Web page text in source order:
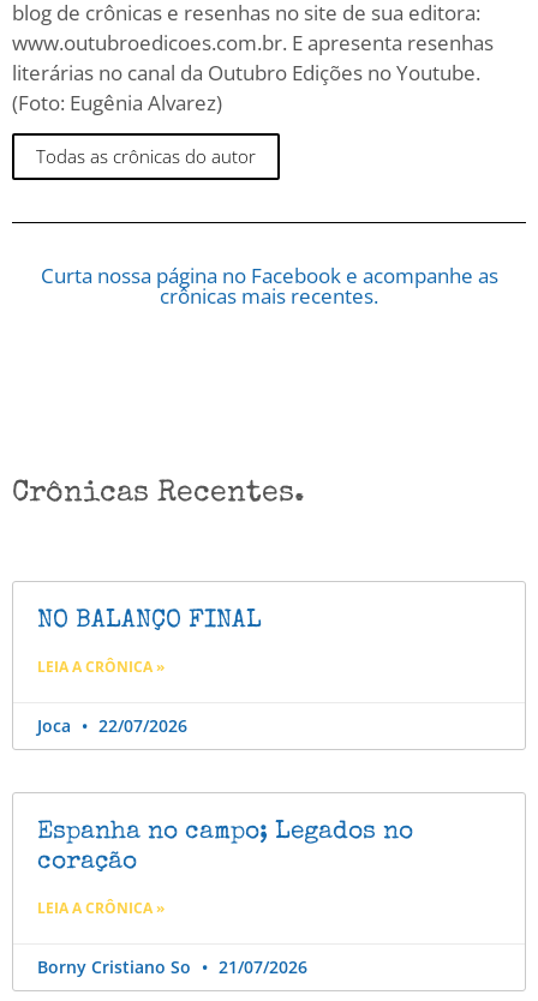
blog de crônicas e resenhas no site de sua editora:
www.outubroedicoes.com.br. E apresenta resenhas
literárias no canal da Outubro Edições no Youtube.
(Foto: Eugênia Alvarez)
Todas as crônicas do autor
Curta nossa página no Facebook e acompanhe as
crônicas mais recentes.
Crônicas Recentes.
NO BALANÇO FINAL
LEIA A CRÔNICA »
Joca 22/07/2026
Espanha no campo; Legados no
coração
LEIA A CRÔNICA »
Borny Cristiano So 21/07/2026